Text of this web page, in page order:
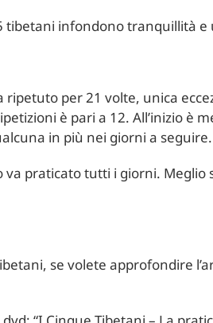
tibetani infondono tranquillità
per 21 volte, unica
è pari a 12. All’inizio è
in più nei giorni a seguire.
praticato tutti i giorni. Meglio
se volete approfondire